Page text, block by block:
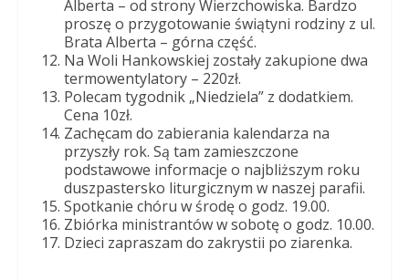
Alberta – od strony Wierzchowiska. Bardzo
proszę o przygotowanie świątyni rodziny z ul.
Brata Alberta – górna część.
Na Woli Hankowskiej zostały zakupione dwa
termowentylatory – 220zł.
Polecam tygodnik „Niedziela” z dodatkiem.
Cena 10zł.
Zachęcam do zabierania kalendarza na
przyszły rok. Są tam zamieszczone
podstawowe informacje o najbliższym roku
duszpastersko liturgicznym w naszej parafii.
Spotkanie chóru w środę o godz. 19.00.
Zbiórka ministrantów w sobotę o godz. 10.00.
Dzieci zapraszam do zakrystii po ziarenka.